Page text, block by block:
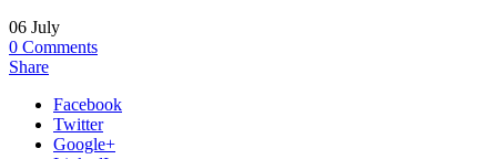
06 July
0 Comments
Share
Facebook
Twitter
Google+